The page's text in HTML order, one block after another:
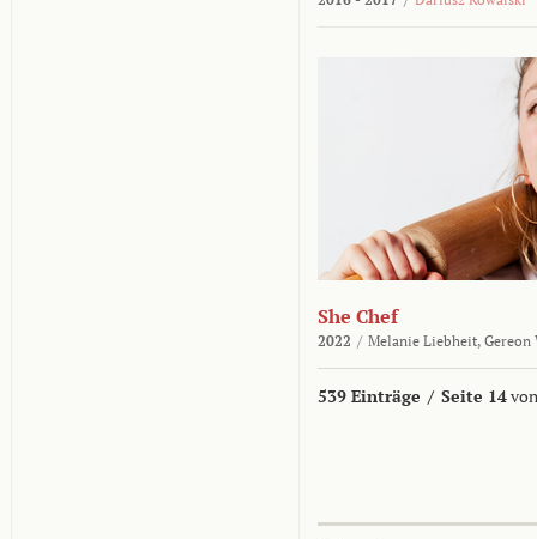
She Chef
2022 / Melanie Liebheit, Gereon
539 Einträge / Seite 14